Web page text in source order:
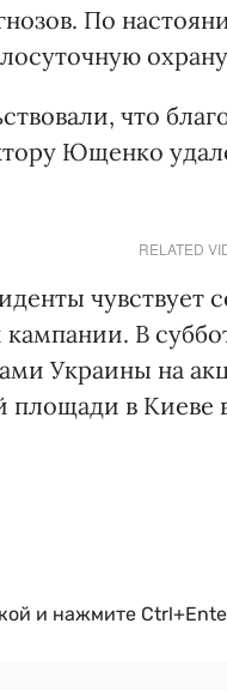
По
что
Ющенко
RELATED
чувствует
В
Украины на
площади в Киеве
и нажмите